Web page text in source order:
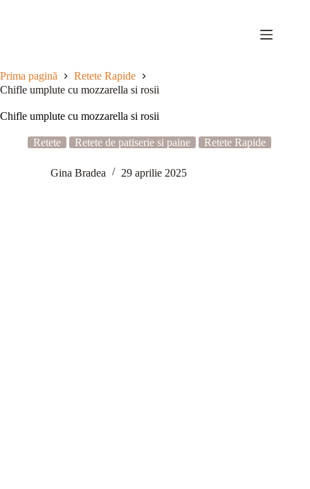
Prima pagină
Retete Rapide
Chifle umplute cu mozzarella si rosii
Chifle umplute cu mozzarella si rosii
Retete Retete de patiserie si paine Retete Rapide
Gina Bradea 29 aprilie 2025